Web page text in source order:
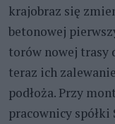
krajobraz się
betonowej
torów nowej trasy
teraz ich
podłoża. Przy
pracownicy spółki